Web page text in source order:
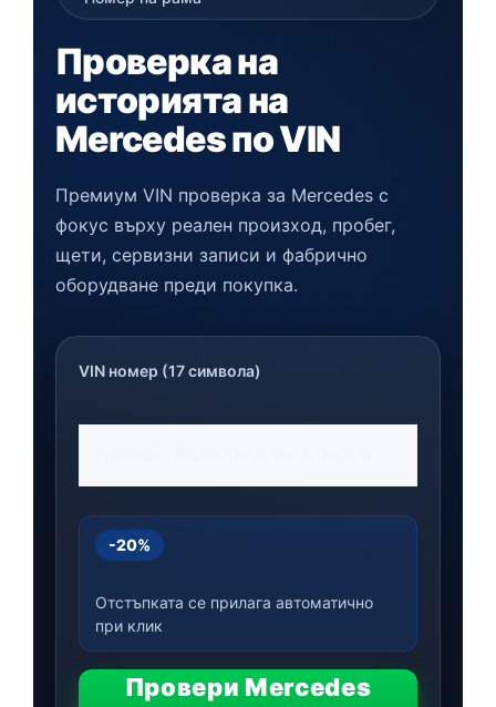
Проверка на
историята на
Mercedes по VIN
Премиум VIN проверка за Mercedes с
фокус върху реален произход, пробег,
щети, сервизни записи и фабрично
оборудване преди покупка.
VIN номер (17 символа)
-20%
Отстъпката се прилага автоматично
при клик
Провери Mercedes